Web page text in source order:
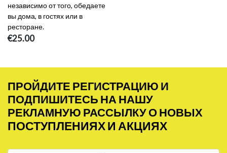
независимо от того, обедаете
вы дома, в гостях или в
ресторане.
€25.00
ПРОЙДИТЕ РЕГИСТРАЦИЮ И
ПОДПИШИТЕСЬ НА НАШУ
РЕКЛАМНУЮ РАССЫЛКУ О НОВЫХ
ПОСТУПЛЕНИЯХ И АКЦИЯХ